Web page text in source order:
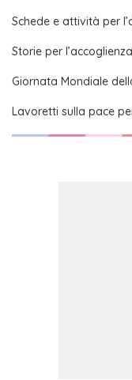
Schede e attività per
Storie per l’accoglienza
Giornata Mondiale
Lavoretti sulla pace